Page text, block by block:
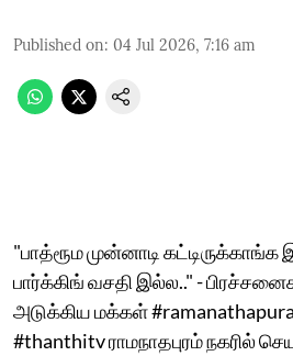
Published on: 04 Jul 2026, 7:16 am
"பாத்ரூம முன்னாடி கட்டிருக்காங்க
பார்க்கிங் வசதி இல்ல.." -
அடுக்கிய மக்கள்
#thanthitv ராமநாதபுரம் நகரில்